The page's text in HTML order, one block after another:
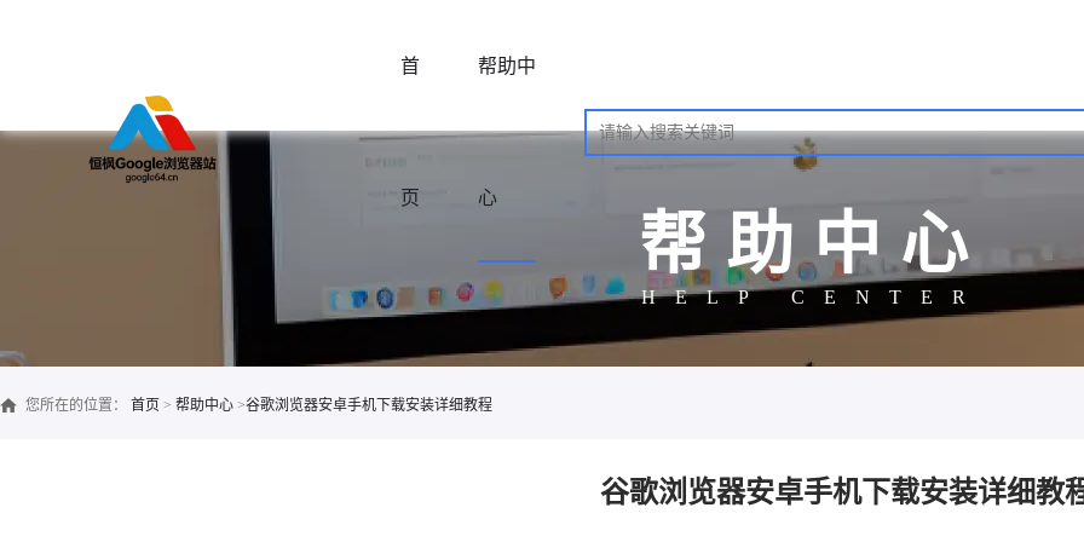
首
页
帮助中
心
帮助中心
HELP CENTER
您所在的位置： 首页 > 帮助中心 >谷歌浏览器安卓手机下载安装详细教程
谷歌浏览器安卓手机下载安装详细教